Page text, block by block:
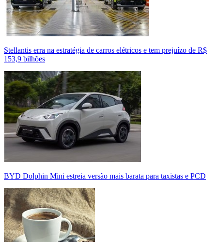
Stellantis erra na estratégia de carros elétricos e tem prejuízo de R$
153,9 bilhões
BYD Dolphin Mini estreia versão mais barata para taxistas e PCD